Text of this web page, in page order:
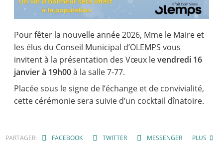
Pour fêter la nouvelle année 2026, Mme le Maire et
les élus du Conseil Municipal d’OLEMPS vous
invitent à la présentation des Vœux levendredi 16
janvier à 19h00à la salle 7-77.
Placée sous le signe de l’échange et de convivialité,
cette cérémonie sera suivie d’un cocktail dînatoire.
PARTAGER: FACEBOOK TWITTER MESSENGER PLUS